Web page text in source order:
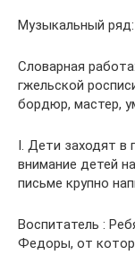
Музыкальный ряд:
Словарная
гжельской
бордюр, мастер,
I. Дети заходят в
внимание детей
письме крупно
Воспитатель :
Федоры, от